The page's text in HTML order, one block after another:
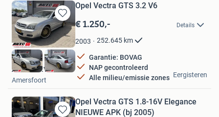
Bewaren
in
Mijn
Favorieten
Opel Vectra GTS 3.2 V6
€ 1.250,- Details
2003 252.645 km
Garantie: BOVAG
NAP gecontroleerd
Alle milieu/emissie zones
Auto 66 B.V.
Amersfoort
Eergisteren
Opel Vectra GTS 1.8-16V Elegance
NIEUWE APK (bj 2005)